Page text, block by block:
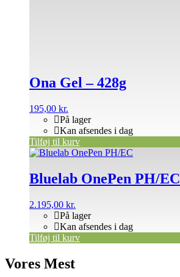
Ona Gel – 428g
195,00 kr.
På lager
Kan afsendes i dag
Tilføj til kurv
Bluelab OnePen PH/EC
2.195,00 kr.
På lager
Kan afsendes i dag
Tilføj til kurv
Vores Mest